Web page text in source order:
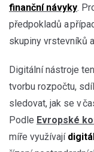
finanční návyky.
předpokladů a
skupiny vrstevníků
Digitální nástroje
tvorbu rozpočtu,
sledovat, jak se v
Podle Evropské
míře využívají